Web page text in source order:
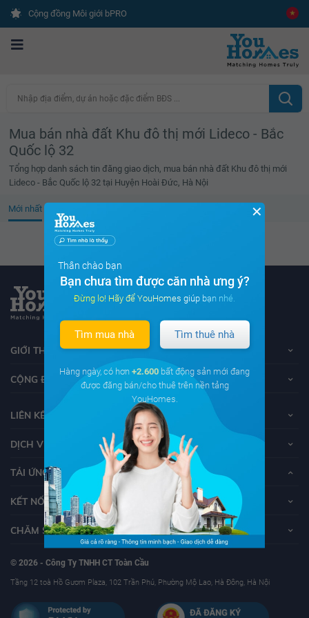
Cộng đồng Môi giới bPRO
Nhập địa điểm, dự án hoặc đặc điểm BĐS ...
Mua bán nhà đất Khu đô thị mới Lideco - Bắc
Quốc lộ 32
Tổng hợp danh sách tin đăng giao dịch, mua bán nhà đất Khu đô thị mới
Lideco - Bắc Quốc lộ 32 tại Huyện Hoài Đức, Hà Nội
Mới nhất
Không tìm thấy tin bất động sản nào
GIỚI THIỆU VỀ YOUHOMES
CỘNG ĐỒNG YOUHOMERS
LIÊN KẾT
DỊCH VỤ KHÁCH HÀNG
TẢI ỨNG DỤNG YOUHOMES
KẾT NỐI VỚI YOUHOMES
CHĂM SÓC KHÁCH HÀNG
© 2026 - Công Ty TNHH CT Toàn Cầu
Tầng 12 toà Hồ Gươm Plaza, 102 Trần Phú, Phường Mộ Lao, Hà Đông, Hà Nội
✕
Thân chào bạn
Bạn chưa tìm được căn nhà ưng ý?
Đừng lo! Hãy để YouHomes giúp bạn nhé.
Tìm mua nhà Tìm thuê nhà
Hàng ngày, có hơn +2.600 bất động sản mới đang
được đăng bán/cho thuê trên nền tảng
YouHomes.